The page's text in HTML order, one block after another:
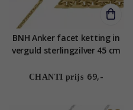
BNH Anker facet ketting in
verguld sterlingzilver 45 cm
CHANTI prijs 69,-